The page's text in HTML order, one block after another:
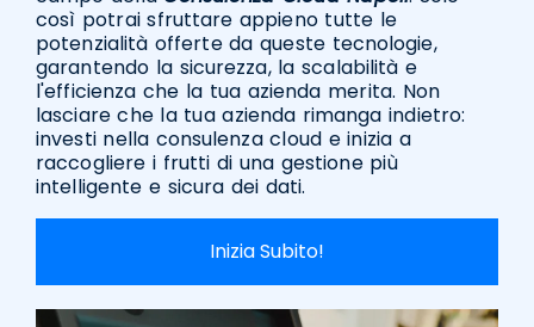
così potrai sfruttare appieno tutte le
potenzialità offerte da queste tecnologie,
garantendo la sicurezza, la scalabilità e
l'efficienza che la tua azienda merita. Non
lasciare che la tua azienda rimanga indietro:
investi nella consulenza cloud e inizia a
raccogliere i frutti di una gestione più
intelligente e sicura dei dati.
Inizia Subito!